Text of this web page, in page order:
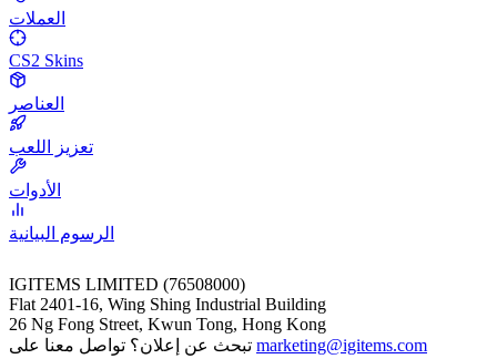
العملات
CS2 Skins
العناصر
تعزيز اللعب
الأدوات
الرسوم البيانية
IGITEMS LIMITED (76508000)
Flat 2401-16, Wing Shing Industrial Building
26 Ng Fong Street, Kwun Tong, Hong Kong
marketing@igitems.com